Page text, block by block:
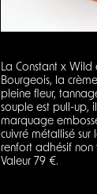
La Constant x Wild
Bourgeois, la
pleine fleur,
souple est pull-up,
marquage
cuivré métallisé
renfort adhésif non
Valeur 79 €.